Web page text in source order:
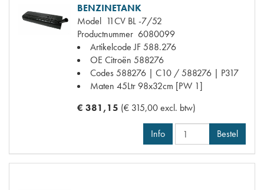
BENZINETANK
Model 11CV BL -7/52
Productnummer 6080099
Artikelcode JF588.276
OE Citroën 588276
Codes588276 | C10 / 588276 | P317
Maten 45Ltr 98x32cm [PW 1]
€ 381,15 (€ 315,00 excl. btw)
Info Bestel